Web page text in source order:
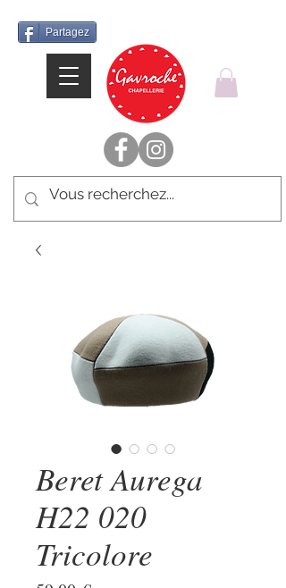
Partagez
Beret Aurega
H22 020
Tricolore